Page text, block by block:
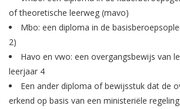
of theoretische leerweg (mavo)
Mbo: een diploma in de
2)
Havo en vwo: een overgangsbewijs van
leerjaar 4
Een ander diploma of bewijsstuk dat de
erkend op basis van een ministeriële regeling